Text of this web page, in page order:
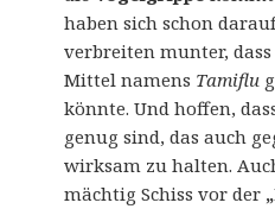
haben sich schon
verbreiten munter,
Mittel namens Tamiflu
könnte. Und hoffen,
genug sind, das auch
wirksam zu halten.
mächtig Schiss vor der